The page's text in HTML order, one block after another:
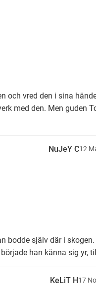
och vred den i sina
med den. Men guden
NuJeY C12
bodde själv där i skogen.
han känna sig yr,
KeLiT H17